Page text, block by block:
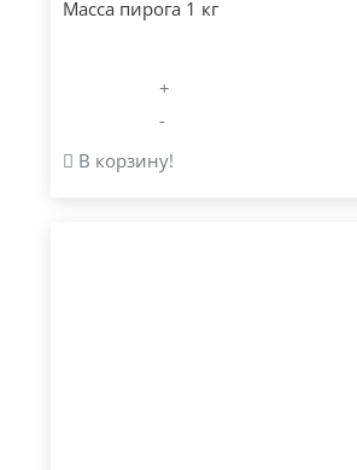
Масса пирога 1 кг
+
-
В корзину!